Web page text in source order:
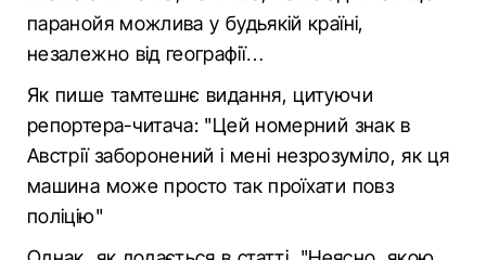
паранойя можлива у будьякій країні,
незалежно від географії…
Як пише тамтешнє видання, цитуючи
репортера-читача: "Цей номерний знак в
Австрії заборонений і мені незрозуміло, як ця
машина може просто так проїхати повз
поліцію"